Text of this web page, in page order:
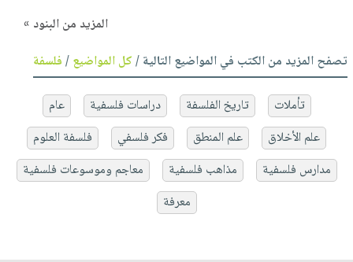
المزيد من البنود »
تصفح المزيد من الكتب في المواضيع التالية /كل المواضيع/فلسفة
تأملات تاريخ الفلسفة دراسات فلسفية
عام
علم الأخلاق
علم المنطق فكر فلسفي
فلسفة العلوم
مدارس فلسفية
مذاهب فلسفية
معاجم وموسوعات فلسفية
معرفة